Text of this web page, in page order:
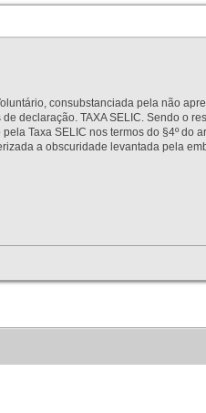
consubstanciada pela não
declaração. TAXA SELIC. Sendo o
Taxa SELIC nos termos do §4º do
a obscuridade levantada pela